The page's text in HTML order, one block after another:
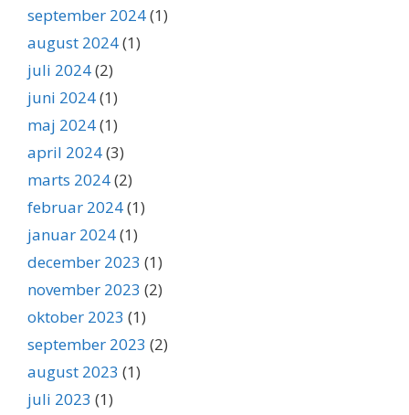
september 2024(1)
august 2024(1)
juli 2024(2)
juni 2024(1)
maj 2024(1)
april 2024(3)
marts 2024(2)
februar 2024(1)
januar 2024(1)
december 2023 (1)
november 2023 (2)
oktober 2023 (1)
september 2023 (2)
august 2023 (1)
juli 2023 (1)